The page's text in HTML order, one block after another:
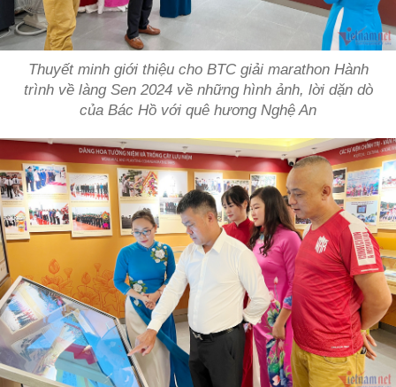
Thuyết minh giới thiệu cho BTC giải marathon Hành
trình về làng Sen 2024 về những hình ảnh, lời dặn dò
của Bác Hồ với quê hương Nghệ An